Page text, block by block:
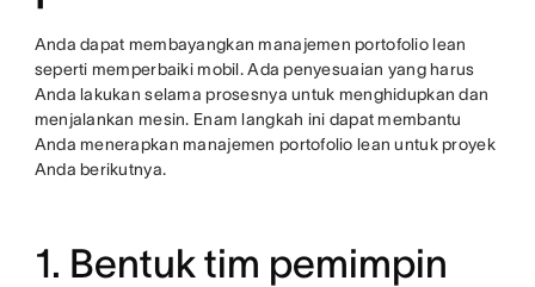
Anda dapat membayangkan manajemen portofolio lean
seperti memperbaiki mobil. Ada penyesuaian yang harus
Anda lakukan selama prosesnya untuk menghidupkan dan
menjalankan mesin. Enam langkah ini dapat membantu
Anda menerapkan manajemen portofolio lean untuk proyek
Anda berikutnya.
1. Bentuk tim pemimpin